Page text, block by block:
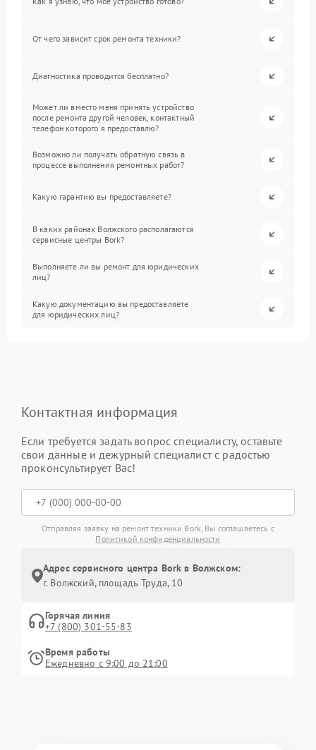
От чего зависит срок ремонта техники?
Диагностика проводится бесплатно?
Может ли вместо меня принять устройство
после ремонта другой человек, контактный
телефон которого я предоставлю?
Возможно ли получать обратную связь в
процессе выполнения ремонтных работ?
Какую гарантию вы предоставляете?
В каких районах Волжского располагаются
сервисные центры Bork?
Выполняете ли вы ремонт для юридических
лиц?
Какую документацию вы предоставляете
для юридических лиц?
Контактная информация
Если требуется задать вопрос специалисту, оставьте
свои данные и дежурный специалист с радостью
проконсультирует Вас!
Отправляя заявку на ремонт техники Bork, Вы соглашаетесь с
Политикой конфиденциальности
Адрес сервисного центра Bork в Волжском:
г. Волжский, площадь Труда, 10
Горячая линия
+7 (800) 301-55-83
Время работы
Ежедневно с 9:00 до 21:00